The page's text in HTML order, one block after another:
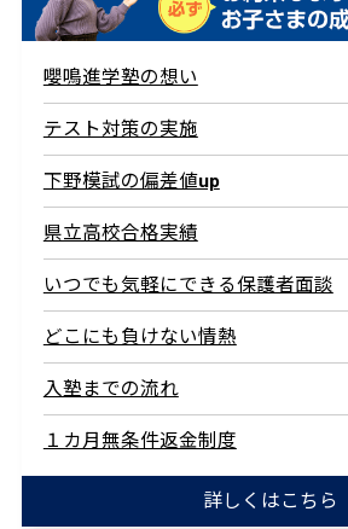
嚶鳴進学塾の想い
テスト対策の実施
下野模試の偏差値up
県立高校合格実績
いつでも気軽にできる保護者面談
どこにも負けない情熱
入塾までの流れ
１カ月無条件返金制度
詳しくはこちら